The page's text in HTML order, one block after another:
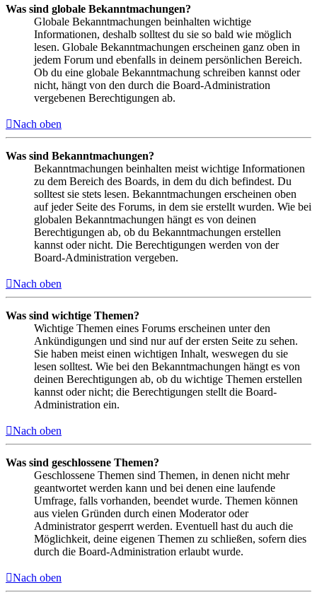
Was sind globale Bekanntmachungen?
Globale Bekanntmachungen beinhalten wichtige
Informationen, deshalb solltest du sie so bald wie möglich
lesen. Globale Bekanntmachungen erscheinen ganz oben in
jedem Forum und ebenfalls in deinem persönlichen Bereich.
Ob du eine globale Bekanntmachung schreiben kannst oder
nicht, hängt von den durch die Board-Administration
vergebenen Berechtigungen ab.
Nach oben
Was sind Bekanntmachungen?
Bekanntmachungen beinhalten meist wichtige Informationen
zu dem Bereich des Boards, in dem du dich befindest. Du
solltest sie stets lesen. Bekanntmachungen erscheinen oben
auf jeder Seite des Forums, in dem sie erstellt wurden. Wie bei
globalen Bekanntmachungen hängt es von deinen
Berechtigungen ab, ob du Bekanntmachungen erstellen
kannst oder nicht. Die Berechtigungen werden von der
Board-Administration vergeben.
Nach oben
Was sind wichtige Themen?
Wichtige Themen eines Forums erscheinen unter den
Ankündigungen und sind nur auf der ersten Seite zu sehen.
Sie haben meist einen wichtigen Inhalt, weswegen du sie
lesen solltest. Wie bei den Bekanntmachungen hängt es von
deinen Berechtigungen ab, ob du wichtige Themen erstellen
kannst oder nicht; die Berechtigungen stellt die Board-
Administration ein.
Nach oben
Was sind geschlossene Themen?
Geschlossene Themen sind Themen, in denen nicht mehr
geantwortet werden kann und bei denen eine laufende
Umfrage, falls vorhanden, beendet wurde. Themen können
aus vielen Gründen durch einen Moderator oder
Administrator gesperrt werden. Eventuell hast du auch die
Möglichkeit, deine eigenen Themen zu schließen, sofern dies
durch die Board-Administration erlaubt wurde.
Nach oben